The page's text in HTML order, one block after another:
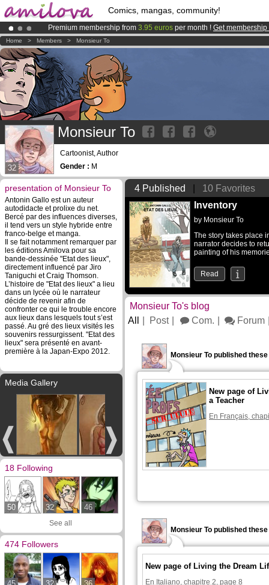
Comics, mangas, community!
Premium membership from 3.95 euros per month ! Get membership
AmilovaKickstarter is now LIVE!.
Already 100000membersand 1000comics & mangas!.
Home > Members > Monsieur To
32
Monsieur To
Cartoonist, Author
Gender : M
presentation of Monsieur To
Antonin Gallo est un auteur
autodidacte et prolixe du net.
Bercé par des influences diverses,
il tend vers un style hybride entre
franco-belge et manga.
Il se fait notamment remarquer par
les éditions Amilova pour sa
bande-dessinée "Etat des lieux",
directement influencé par Jiro
Taniguchi et Craig Thomson.
L’histoire de "Etat des lieux" a lieu
dans un lycée où le narrateur
décide de revenir afin de
confronter ce qui le trouble encore
aux lieux dans lesquels tout s’est
passé. Au gré des lieux visités les
souvenirs ressurgissent. "Etat des
lieux" sera présenté en avant-
première à la Japan-Expo 2012.
Media Gallery
18 Following
50 32 46
See all
474 Followers
4 Published
10 Favorites
Inventory
by Monsieur To
The story takes place
narrator decides to
painting of his
Read
Monsieur To's blog
All
Post Com. Forum
Monsieur To published
New page of
a Teacher
En Français,
Monsieur To published
New page of Living the Dream
En Italiano, chapitre 2, page 8